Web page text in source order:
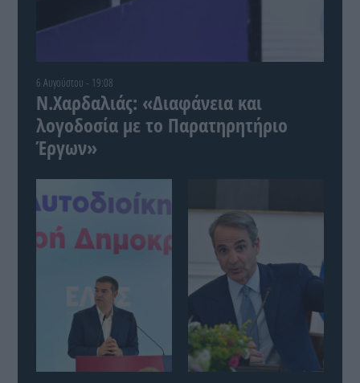
6 Αυγούστου - 19:08
Ν.Χαρδαλιάς: «Διαφάνεια και
λογοδοσία με το Παρατηρητήριο
Έργων»